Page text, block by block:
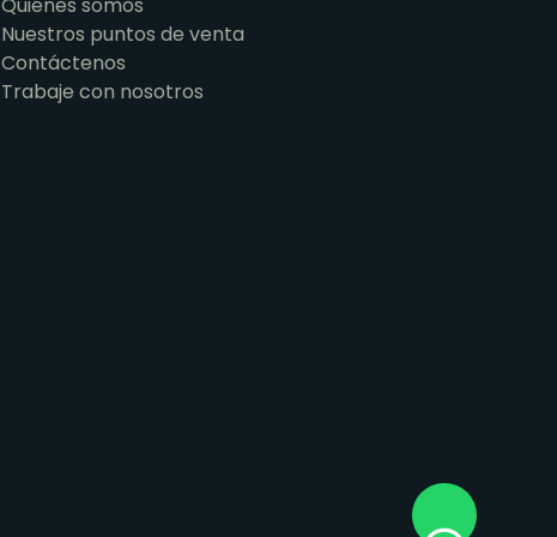
Nuestros puntos de venta
Contáctenos
Trabaje con nosotros